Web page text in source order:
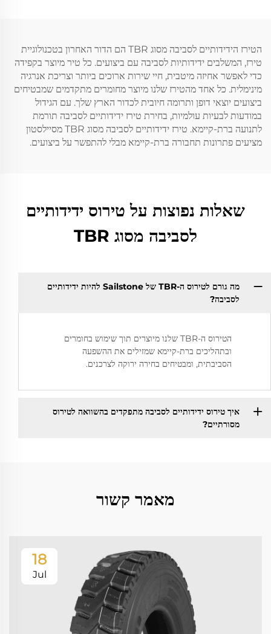
הטירז הידידותיים לסביבה מסוג TBR הם הדור האחרון בטכנולוגיית
טירז, המשלבים ידידותיות לסביבה עם ביצועים. כל טיר מיוצר בקפידה
כדי לאפשר אחיזה מיטבית, חיי שירות ארוכים ביותר וצריכת אנרגיה
מינימלית. כל אחד מהטירז שלנו מיוצר מחומרים מתקדמים שמבטיחים
ביצועים יוצאי דופן ותרומה חיובית לכדור הארץ שלך. עם הגידול
במודעות לבעיות עולמיות, בחירת טירז ידידותיים לסביבה תורמת
לתנועה ברת-קיימא. טירז ידידותיים לסביבה מסוג TBR מסיילסטון
מציעים פתרונות תחבורה ברת-קיימא מבלי להתפשר על ביצועים.
שאלות נפוצות על טירוס ידידותיים
לסביבה מסוג TBR
מה גורם לטירוס ה-TBR של Sailstone להיות ידידותיים
לסביבה?
הטירוס ה-TBR שלנו מיוצרים תוך שימוש בחומרים
ובתהליכים ברת-קיימא שמזילים את ההשפעה
הסביבתית, ומבטיחים בחירה ירוקה לצרכנים.
איך טירוס ידידותיים לסביבה מתפקדים בהשוואה לטירוס
מסורתיים?
מאמר קשור
18
Jul